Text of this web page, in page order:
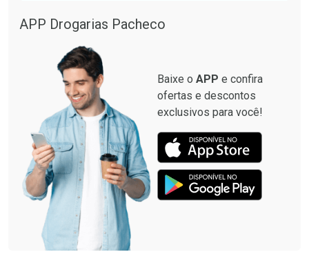
APP Drogarias Pacheco
Baixe o APP e confira
ofertas e descontos
exclusivos para você!